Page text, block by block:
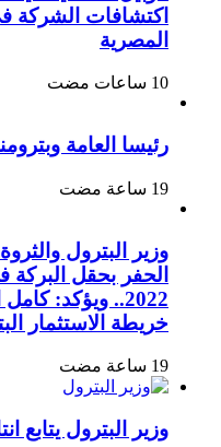
اكتشافات الشركة
المصرية
رئيسا العامة
وزير البترول
الحفر بحقل
2022.. ويؤكد:
خريطة الاستثمار
وزير البترول يتابع